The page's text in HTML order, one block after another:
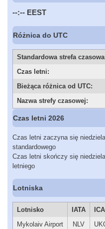
--:-- EEST
Różnica do UTC
Standardowa strefa
Czas letni:
Bieżąca różnica od UTC:
Nazwa strefy czasowej:
Czas letni 2026
Czas letni zaczyna się
standardowego
Czas letni skończy się
letniego
Lotniska
Lotnisko IATA
Mykolaiv Airport
NLV